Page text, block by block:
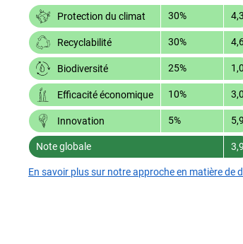
Protection du climat 30% 4,3
Recyclabilité 30%
Biodiversité 25% 1,0
Efficacité économique 10% 3,0
Innovation 5% 5,9
Note globale 3,9
En savoir plus sur notre approche en matière de